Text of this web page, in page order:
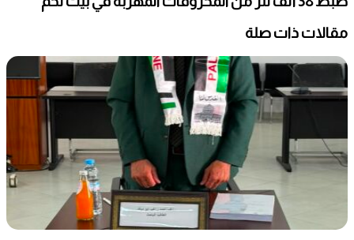
مقالات ذات صلة